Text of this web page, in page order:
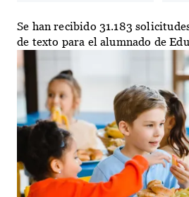
Se han recibido 31.183
de texto para el alumnado de